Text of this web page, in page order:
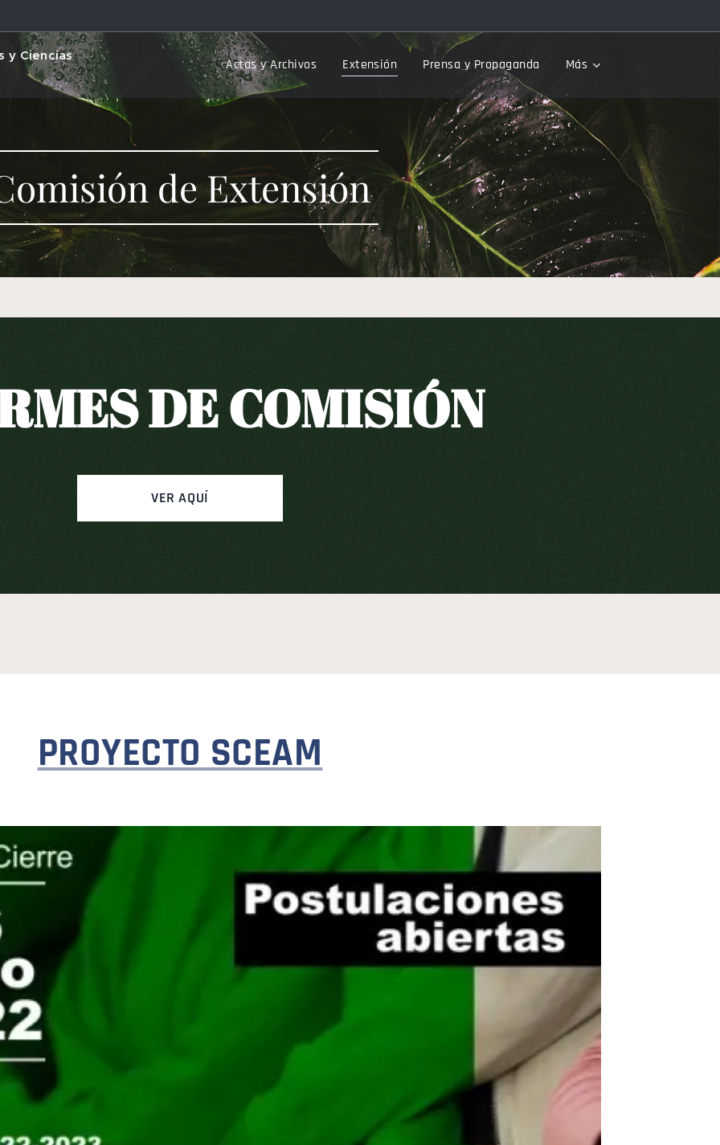
y Ciencias
Actas y Archivos Extensión Prensa y Propaganda Más
de Extensión
DE COMISIÓN
VER AQUÍ
PROYECTO SCEAM